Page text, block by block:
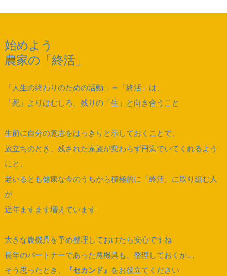
始めよう
農家の「終活」
「人生の終わりのための活動」＝「終活」は、
「死」よりはむしろ、残りの「生」と向き合うこと
生前に自分の意志をはっきりと示しておくことで、
旅立ちのとき、残された家族が変わらず円満でいてくれるよう
にと、
老いるとも健康な今のうちから積極的に「終活」に取り組む人
が
近年ますます増えています
大きな農機具を予め整理しておけたら安心ですね
長年のパートナーであった農機具も、整理しておくか…
そう思ったとき、
『セカンド』 をお役立てください